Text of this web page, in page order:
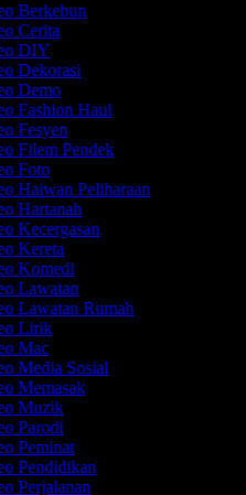
Berkebun
Cerita
DIY
Dekorasi
Demo
Fashion Haul
Fesyen
Filem Pendek
Foto
Haiwan Peliharaan
Hartanah
Kecergasan
Kereta
Komedi
Lawatan
Lawatan Rumah
Lirik
Mac
Media Sosial
Memasak
Muzik
Parodi
Peminat
Pendidikan
Perjalanan